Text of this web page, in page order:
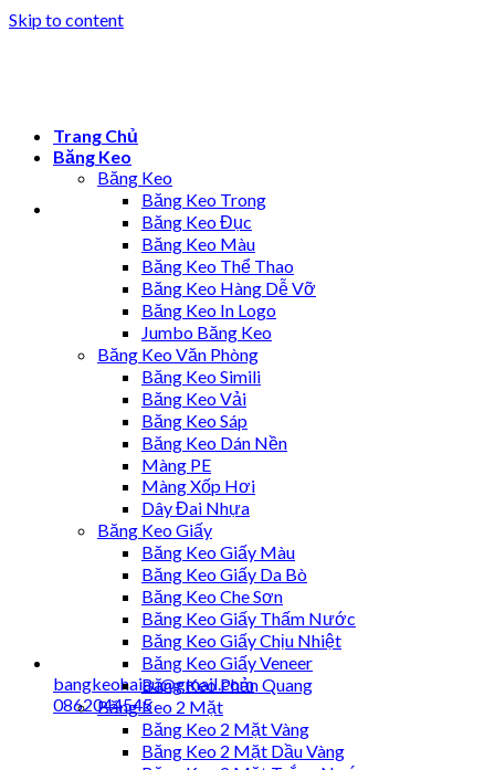
Skip to content
bangkeohaiau@gmail.com
0862044545
Trang Chủ
Băng Keo
Băng Keo
Băng Keo Trong
Băng Keo Đục
Băng Keo Màu
Băng Keo Thể Thao
Băng Keo Hàng Dễ Vỡ
Băng Keo In Logo
Jumbo Băng Keo
Băng Keo Văn Phòng
Băng Keo Simili
Băng Keo Vải
Băng Keo Sáp
Băng Keo Dán Nền
Màng PE
Màng Xốp Hơi
Dây Đai Nhựa
Băng Keo Giấy
Băng Keo Giấy Màu
Băng Keo Giấy Da Bò
Băng Keo Che Sơn
Băng Keo Giấy Thấm Nước
Băng Keo Giấy Chịu Nhiệt
Băng Keo Giấy Veneer
Băng Keo Phản Quang
Băng Keo 2 Mặt
Băng Keo 2 Mặt Vàng
Băng Keo 2 Mặt Dầu Vàng